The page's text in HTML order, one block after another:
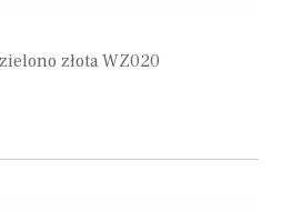
złota WZ020